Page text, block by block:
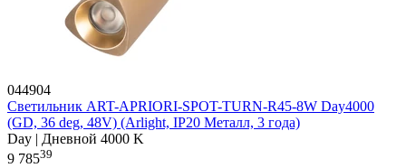
044904
Светильник ART-APRIORI-SPOT-TURN-R45-8W Day4000
(GD, 36 deg, 48V) (Arlight, IP20 Металл, 3 года)
Day | Дневной 4000 K
9 78539